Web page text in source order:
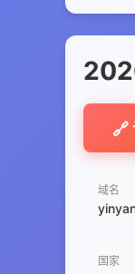
🔗
域名
国家